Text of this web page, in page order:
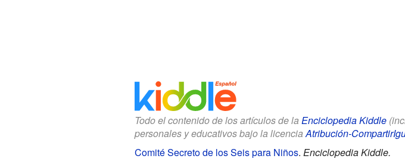
Todo el contenido de los artículos de la Enciclopedia Kiddle
personales y educativos bajo la licenciaAtribución-
Comité Secreto de los Seis para Niños. Enciclopedia Kiddle.